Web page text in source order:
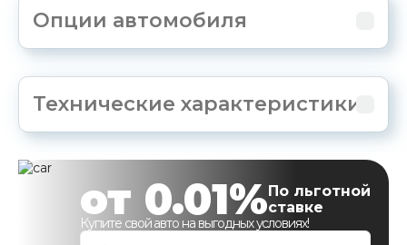
Опции автомобиля
Технические характеристики
от 0.01%По льготной
ставке
Купите свой авто на выгодных условиях!